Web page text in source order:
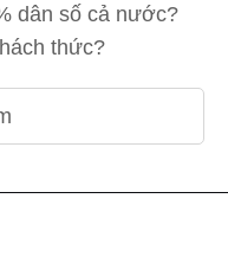
dân số cả nước?
thức?